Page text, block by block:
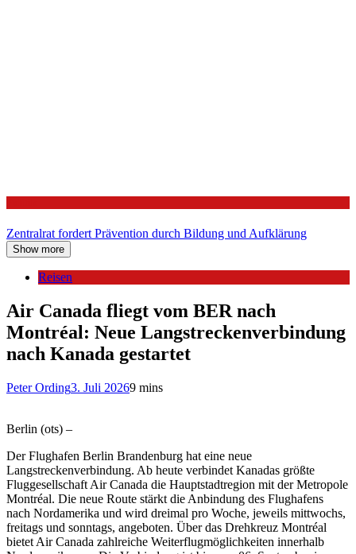
Zentralrat fordert Prävention durch Bildung und Aufklärung
Show more
Reisen
Air Canada fliegt vom BER nach
Montréal: Neue Langstreckenverbindung
nach Kanada gestartet
Peter Ording3. Juli 20269 mins
Berlin (ots) –
Der Flughafen Berlin Brandenburg hat eine neue
Langstreckenverbindung. Ab heute verbindet Kanadas größte
Fluggesellschaft Air Canada die Hauptstadtregion mit der Metropole
Montréal. Die neue Route stärkt die Anbindung des Flughafens
nach Nordamerika und wird dreimal pro Woche, jeweils mittwochs,
freitags und sonntags, angeboten. Über das Drehkreuz Montréal
bietet Air Canada zahlreiche Weiterflugmöglichkeiten innerhalb